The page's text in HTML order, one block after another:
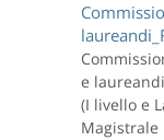
e
(I livello e
Magistrale